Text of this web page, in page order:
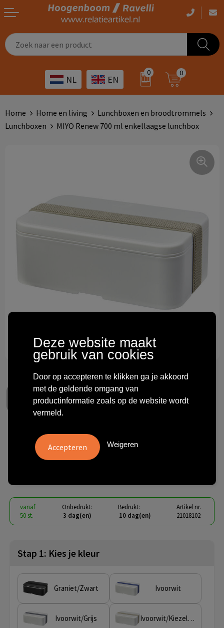
NL EN
0 0
Giveaways
Outdoor
Schrijfwaren
Technologie & gadgets
Overig
Werkkleding
Sportkleding
Outdoor artikelen bedrukken
Giveaways bedrukken
Transport
Horeca
Landbouw
Home Home en living
Lunchboxen en broodtrommels
Lunchboxen
MIYO Renew 700 ml enkellaagse lunchbox
MIYO Renew 700 ml
enkellaagse lunchbox
vanaf
50 st.
Onbedrukt:
3 dag(en)
Bedrukt:
10 dag(en)
Artikel nr.
21018102
Stap 1: Kies je kleur
Graniet/Zwart Ivoorwit
Ivoorwit/Grijs Ivoorwit/Kiezelgrijs
Deze website maakt
gebruik van cookies
Door op accepteren te klikken ga je akkoord
met de geldende omgang van
productinformatie zoals op de website wordt
vermeld.
Weigeren